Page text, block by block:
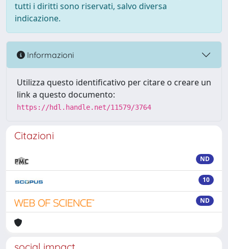
tutti i diritti sono riservati, salvo diversa
indicazione.
Informazioni
Utilizza questo identificativo per citare o creare un
link a questo documento:
https://hdl.handle.net/11579/3764
Citazioni
ND
10
ND